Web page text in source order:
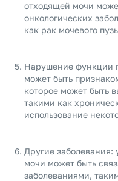
отходящей мочи
онкологических
как рак мочевого
Нарушение функции
может быть
которое может быть
такими как
использование
Другие
мочи может быть
заболеваниями,